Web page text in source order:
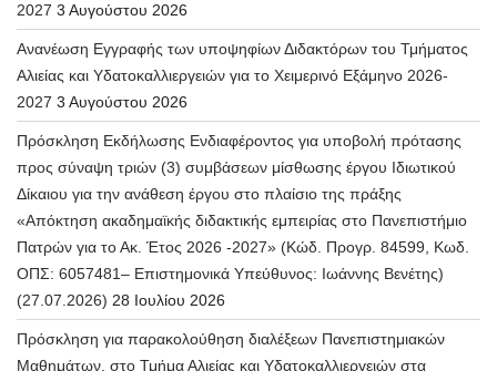
2027 3 Αυγούστου 2026
Ανανέωση Εγγραφής των υποψηφίων Διδακτόρων του Τμήματος
Αλιείας και Υδατοκαλλιεργειών για το Χειμερινό Εξάμηνο 2026-
2027 3 Αυγούστου 2026
Πρόσκληση Εκδήλωσης Ενδιαφέροντος για υποβολή πρότασης
προς σύναψη τριών (3) συμβάσεων μίσθωσης έργου Ιδιωτικού
Δίκαιου για την ανάθεση έργου στο πλαίσιο της πράξης
«Απόκτηση ακαδημαϊκής διδακτικής εμπειρίας στο Πανεπιστήμιο
Πατρών για το Ακ. Έτος 2026 -2027» (Κώδ. Προγρ. 84599, Κωδ.
ΟΠΣ: 6057481– Επιστημονικά Υπεύθυνος: Ιωάννης Βενέτης)
(27.07.2026) 28 Ιουλίου 2026
Πρόσκληση για παρακολούθηση διαλέξεων Πανεπιστημιακών
Μαθημάτων, στο Τμήμα Αλιείας και Υδατοκαλλιεργειών στα